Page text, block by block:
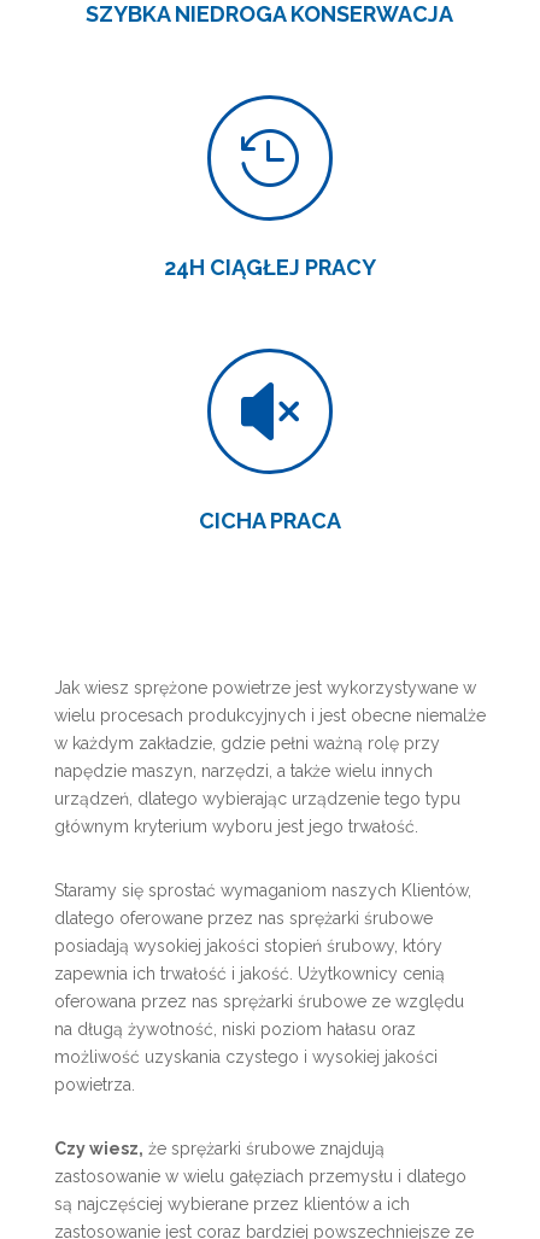
SZYBKA NIEDROGA KONSERWACJA

24H CIĄGŁEJ PRACY

CICHA PRACA
Jak wiesz sprężone powietrze jest wykorzystywane w
wielu procesach produkcyjnych i jest obecne niemalże
w każdym zakładzie, gdzie pełni ważną rolę przy
napędzie maszyn, narzędzi, a także wielu innych
urządzeń, dlatego wybierając urządzenie tego typu
głównym kryterium wyboru jest jego trwałość.
Staramy się sprostać wymaganiom naszych Klientów,
dlatego oferowane przez nas sprężarki śrubowe
posiadają wysokiej jakości stopień śrubowy, który
zapewnia ich trwałość i jakość. Użytkownicy cenią
oferowana przez nas sprężarki śrubowe ze względu
na długą żywotność, niski poziom hałasu oraz
możliwość uzyskania czystego i wysokiej jakości
powietrza.
Czy wiesz, że sprężarki śrubowe znajdują
zastosowanie w wielu gałęziach przemysłu i dlatego
są najczęściej wybierane przez klientów a ich
zastosowanie jest coraz bardziej powszechniejsze ze